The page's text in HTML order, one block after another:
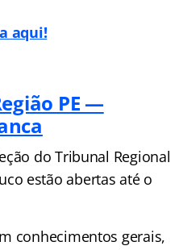
aqui!
PE —
do Tribunal Regional
estão abertas até o
conhecimentos gerais,